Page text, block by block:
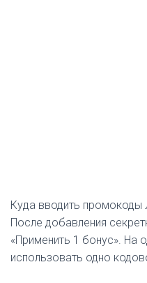
Куда вводить промокоды
После добавления
«Применить 1 бонус». На
использовать одно